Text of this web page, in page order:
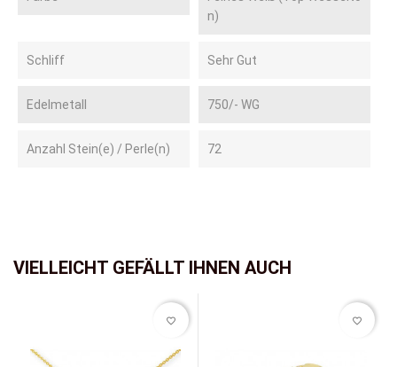
n)
Schliff Sehr Gut
Edelmetall 750/- WG
Anzahl Stein(e) / Perle(n) 72
VIELLEICHT GEFÄLLT IHNEN AUCH
favorite_border favorite_border